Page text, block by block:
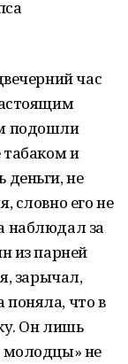
час
подошли
табаком и
не
словно его не
наблюдал за
из парней
зарычал,
что в
Он лишь
молодцы» не